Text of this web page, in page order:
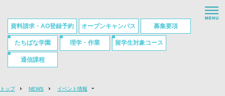
資料請求・AO登録予約 オープンキャンパス 募集要項
たちばな学園 理学・作業 留学生対象コース
通信課程
学校について
国家試験・就職実績
トップ NEWS イベント情報